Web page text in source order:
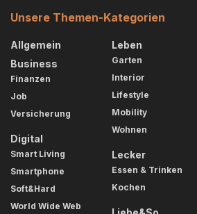
Unsere Themen-Kategorien
Allgemein
Business
Finanzen
Job
Versicherung
Digital
Smart Living
Smartphone
Soft&Hard
World Wide Web
Leben
Garten
Interior
Lifestyle
Mobility
Wohnen
Lecker
Essen & Trinken
Kochen